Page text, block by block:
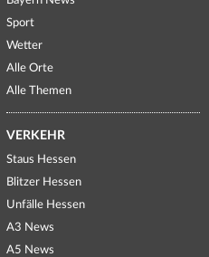
Sport
Wetter
Alle Orte
Alle Themen
VERKEHR
Staus Hessen
Blitzer Hessen
Unfälle Hessen
A3 News
A5 News